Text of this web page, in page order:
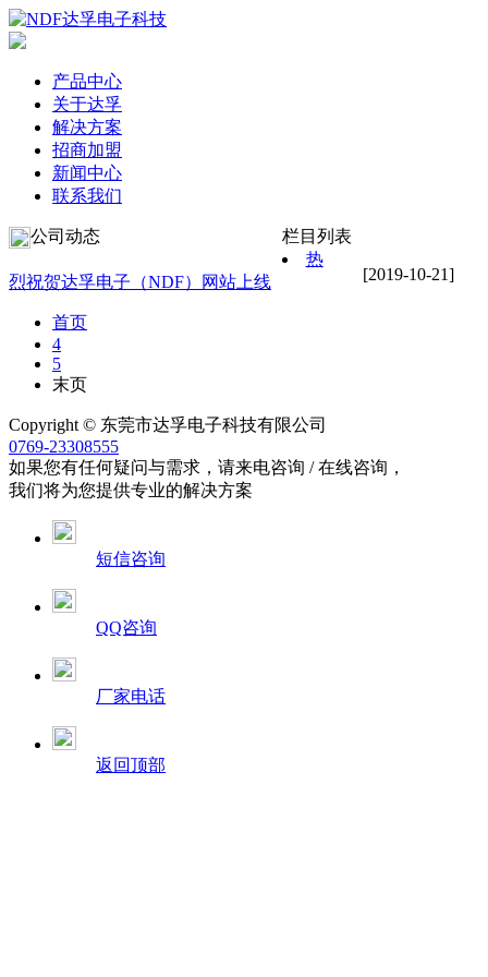
产品中心
关于达孚
解决方案
招商加盟
新闻中心
联系我们
公司动态 栏目列表
[2019-10-21]
热
烈祝贺达孚电子（NDF）网站上线
首页
4
5
末页
Copyright © 东莞市达孚电子科技有限公司
0769-23308555
如果您有任何疑问与需求，请来电咨询 / 在线咨询，
我们将为您提供专业的解决方案
短信咨询
QQ咨询
厂家电话
返回顶部